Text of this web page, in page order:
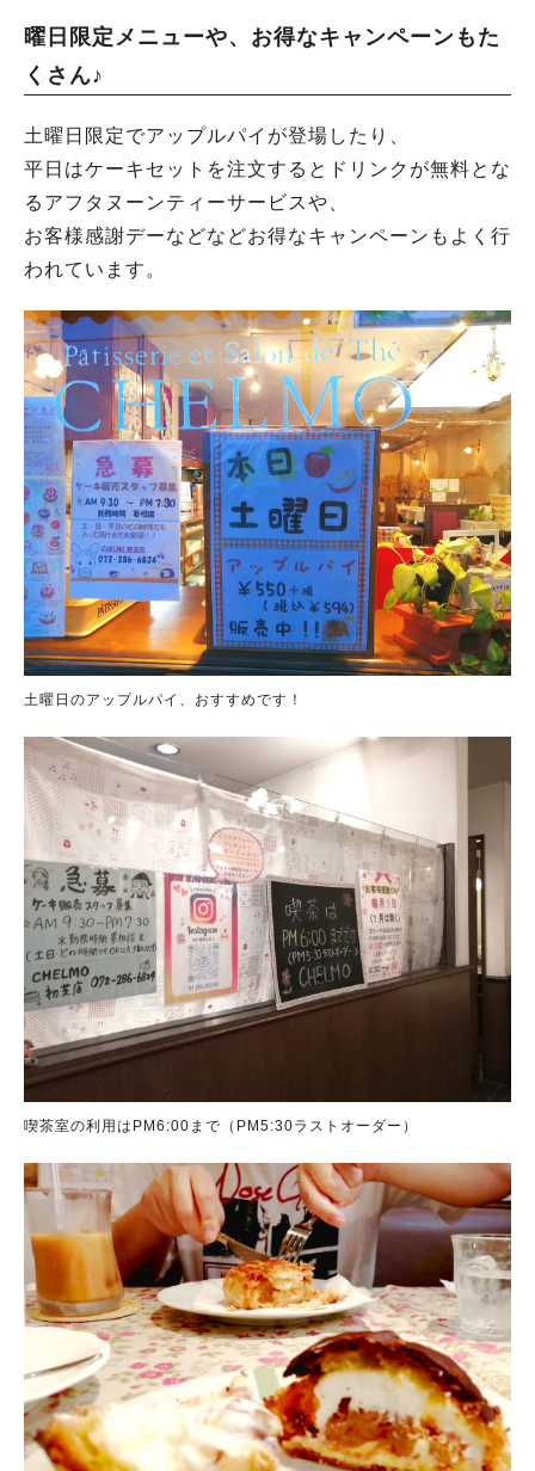
曜日限定メニューや、お得なキャンペーンもた
くさん♪
土曜日限定でアップルパイが登場したり、
平日はケーキセットを注文するとドリンクが無料とな
るアフタヌーンティーサービスや、
お客様感謝デーなどなどお得なキャンペーンもよく行
われています。
土曜日のアップルパイ、おすすめです！
喫茶室の利用はPM6:00まで（PM5:30ラストオーダー）